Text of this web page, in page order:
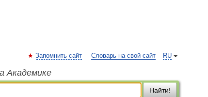
RU
Запомнить сайт Словарь на свой сайт
Академике
Найти!